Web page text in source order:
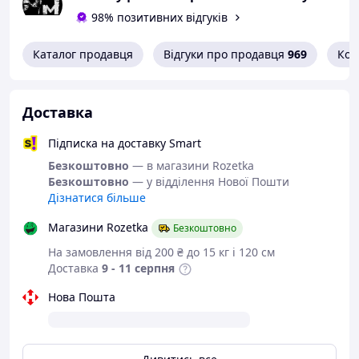
устілки
Розміри в наявності і розмірну
сітку дивіться в описі
Якісне взуття від
українського
виробника
Кросівки з серії
"Restime".
Дуже легкі та зручні.
За кілька років існування бренду
98% позитивних відгуків
Каталог продавця Відгуки про продавця 969
Доставка
Підписка на доставку Smart
Безкоштовно — в магазини Rozetka
Безкоштовно — у відділення Нової Пошти
Дізнатися більше
Магазини Rozetka
Безкоштовно
На замовлення від 200 ₴ до 15 кг і 120 см
Доставка 9 - 11 серпня
Нова Пошта